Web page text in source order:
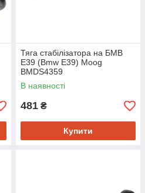
Тяга стабілізатора на БМВ
Е39 (Bmw E39) Moog
BMDS4359
В наявності
481 ₴
Купити